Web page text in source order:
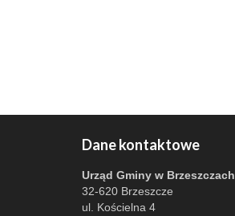
Dane kontaktowe
Urząd Gminy w Brzeszczach
32-620 Brzeszcze
ul. Kościelna 4